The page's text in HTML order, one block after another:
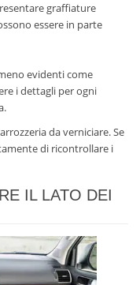
graffiature
essere in parte
evidenti come
i dettagli per ogni
da verniciare. Se
di ricontrollare i
IL LATO DEI